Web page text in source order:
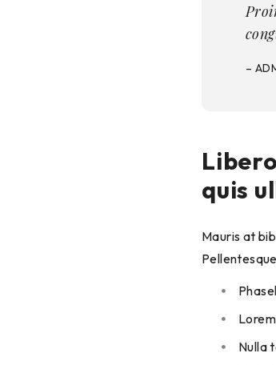
Proin elit turpis, mattis nec viverra eu, euismod at velit. Phasellus vel quam quis augue
–
quis
Mauris at bibendum ligula, at bibendum nibh. Curabitur id risus dapibus, iaculis nunc sit amet, facilisis purus.
Nulla